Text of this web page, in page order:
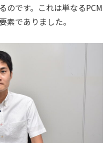
のです。これは単なるPCM
素でありました。